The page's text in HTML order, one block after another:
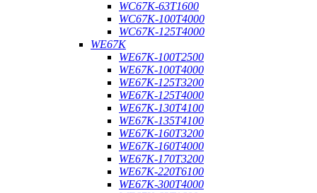
WC67K-63T1600
WC67K-100T4000
WC67K-125T4000
WE67K
WE67K-100T2500
WE67K-100T4000
WE67K-125T3200
WE67K-125T4000
WE67K-130T4100
WE67K-135T4100
WE67K-160T3200
WE67K-160T4000
WE67K-170T3200
WE67K-220T6100
WE67K-300T4000